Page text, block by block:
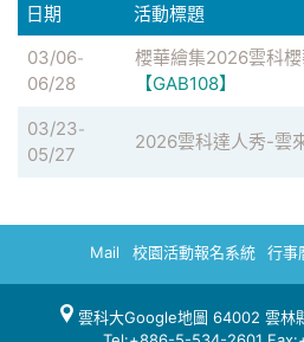
日期
活動標題
03/06-
06/28
櫻華繪集2026雲科
【GAB108】
03/23-
05/27
2026雲科達人秀-雲
Mail 校園活動報名系統 行事
雲科大Google地圖 64002 雲林